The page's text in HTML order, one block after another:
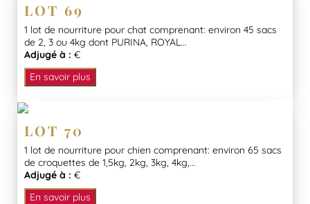
LOT 69
1 lot de nourriture pour chat comprenant: environ 45 sacs
de 2, 3 ou 4kg dont PURINA, ROYAL...
Adjugé à : €
En savoir plus
LOT 70
1 lot de nourriture pour chien comprenant: environ 65 sacs
de croquettes de 1,5kg, 2kg, 3kg, 4kg,...
Adjugé à : €
En savoir plus